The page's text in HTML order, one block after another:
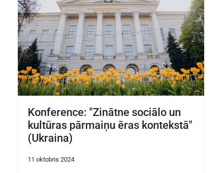
Konference: "Zinātne sociālo un
kultūras pārmaiņu ēras kontekstā"
(Ukraina)
11 oktobris 2024